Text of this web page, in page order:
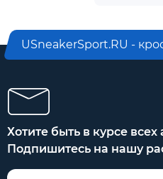
USneakerSport.RU -
Хотите быть в курсе
Подпишитесь на нашу